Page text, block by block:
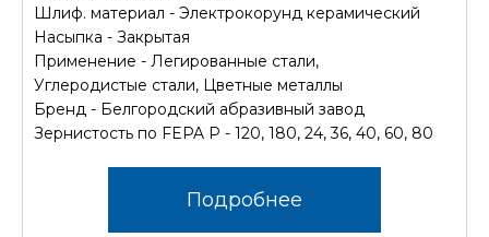
Шлиф. материал - Электрокорунд керамический
Насыпка - Закрытая
Применение - Легированные стали,
Углеродистые стали, Цветные металлы
Бренд - Белгородский абразивный завод
Зернистость по FEPA P - 120, 180, 24, 36, 40, 60, 80
Подробнее